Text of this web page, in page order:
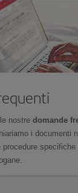
nostre domande
i documenti